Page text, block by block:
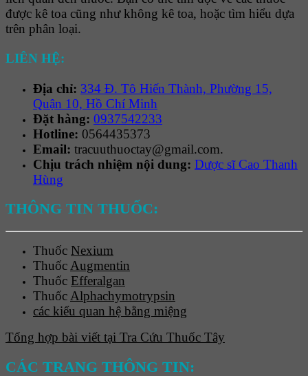
được kê toa cũng như không kê toa, hoặc tìm hiểu dựa
trên phân loại.
LIÊN HỆ:
Địa chỉ: 334 Đ. Tô Hiến Thành, Phường 15,
Quận 10, Hồ Chí Minh
Đặt hàng: 0937542233
Hotline: 0564435373
Email: tracuuthuoctay@gmail.com.
Chịu trách nhiệm nội dung: Dược sĩ Cao Thanh
Hùng
THÔNG TIN THUỐC:
Thuốc Nexium
Thuốc Augmentin
Thuốc Efferalgan
Thuốc Alphachymotrypsin
các kiểu quan hệ bằng miệng
Tổng hợp bài viết tại Tra Cứu Thuốc Tây
CÁC TRANG THÔNG TIN: